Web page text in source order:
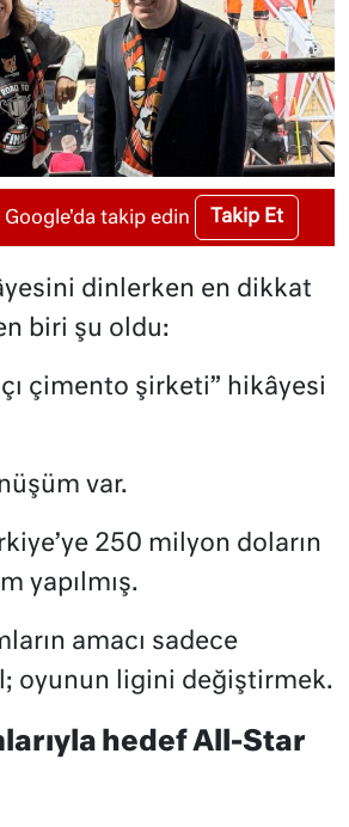
Google'da takip edin Takip Et
dinlerken en dikkat
biri şu oldu:
çimento şirketi” hikâyesi
var.
250 milyon doların
yapılmış.
amacı sadece
oyunun ligini değiştirmek.
hedef All-Star